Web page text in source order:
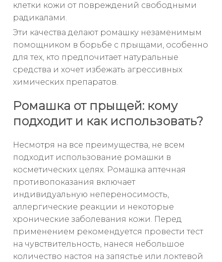
клетки кожи от повреждений свободными
радикалами.
Эти качества делают ромашку незаменимым
помощником в борьбе с прыщами, особенно
для тех, кто предпочитает натуральные
средства и хочет избежать агрессивных
химических препаратов.
Ромашка от прыщей: кому
подходит и как использовать?
Несмотря на все преимущества, не всем
подходит использование ромашки в
косметических целях. Ромашка аптечная
противопоказания включает
индивидуальную непереносимость,
аллергические реакции и некоторые
хронические заболевания кожи. Перед
применением рекомендуется провести тест
на чувствительность, нанеся небольшое
количество настоя на запястье или локтевой